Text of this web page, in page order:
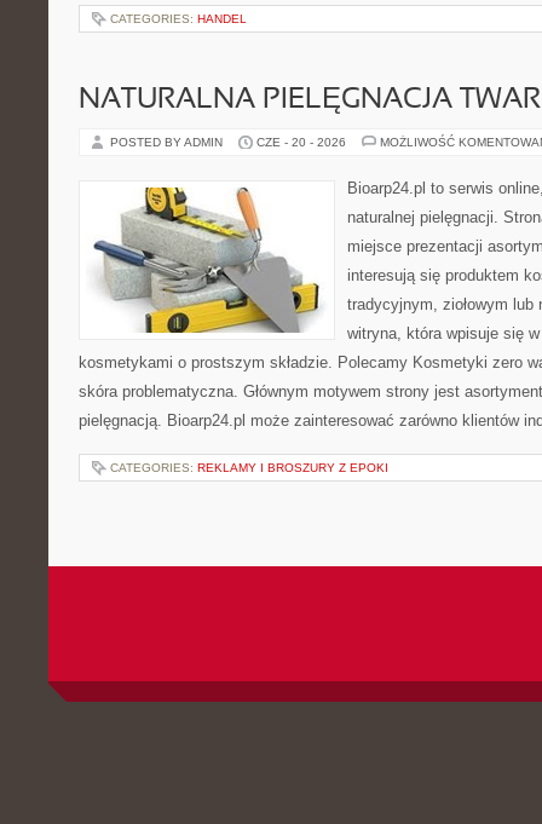
CATEGORIES: HANDEL
NATURALNA PIELĘGNACJA
POSTED BY ADMIN CZE - 20 - 2026 MOŻLIWOŚĆ
Bioarp24.pl to serwis
naturalnej pielęgnacji.
miejsce prezentacji
interesują się produktem
tradycyjnym, ziołowym lub
witryna, która wpisuje się
kosmetykami o prostszym składzie. Polecamy Kosmetyki zero
skóra problematyczna. Głównym motywem strony jest
pielęgnacją. Bioarp24.pl może zainteresować zarówno klientów
CATEGORIES: REKLAMY I BROSZURY Z EPOKI